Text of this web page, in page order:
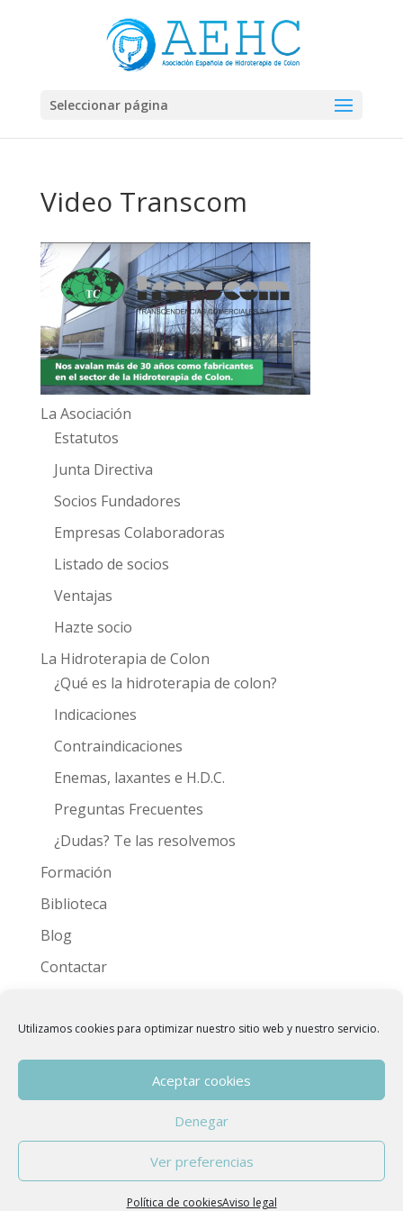
Utilizamos cookies para optimizar nuestro sitio web y nuestro servicio.
Aceptar cookies
Denegar
Ver preferencias
Política de cookiesAviso legal
Seleccionar página
Video Transcom
La Asociación
Estatutos
Junta Directiva
Socios Fundadores
Empresas Colaboradoras
Listado de socios
Ventajas
Hazte socio
La Hidroterapia de Colon
¿Qué es la hidroterapia de colon?
Indicaciones
Contraindicaciones
Enemas, laxantes e H.D.C.
Preguntas Frecuentes
¿Dudas? Te las resolvemos
Formación
Biblioteca
Blog
Contactar
Copyright © 2015 - 2026
de Hidroterapia de Colon| Developed by
anfora|Aviso Legal